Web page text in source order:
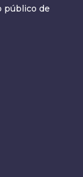
público de